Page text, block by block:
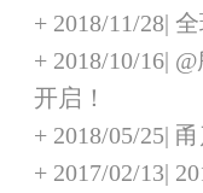
+ 2018/11/28|
+ 2018/10/16|
开启！
+ 2018/05/25|
+ 2017/02/13|